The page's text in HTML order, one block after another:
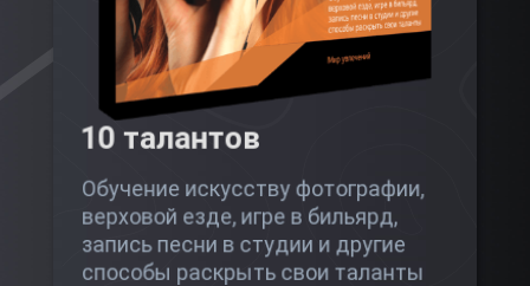
10 талантов
Обучение искусству фотографии,
верховой езде, игре в бильярд,
запись песни в студии и другие
способы раскрыть свои таланты